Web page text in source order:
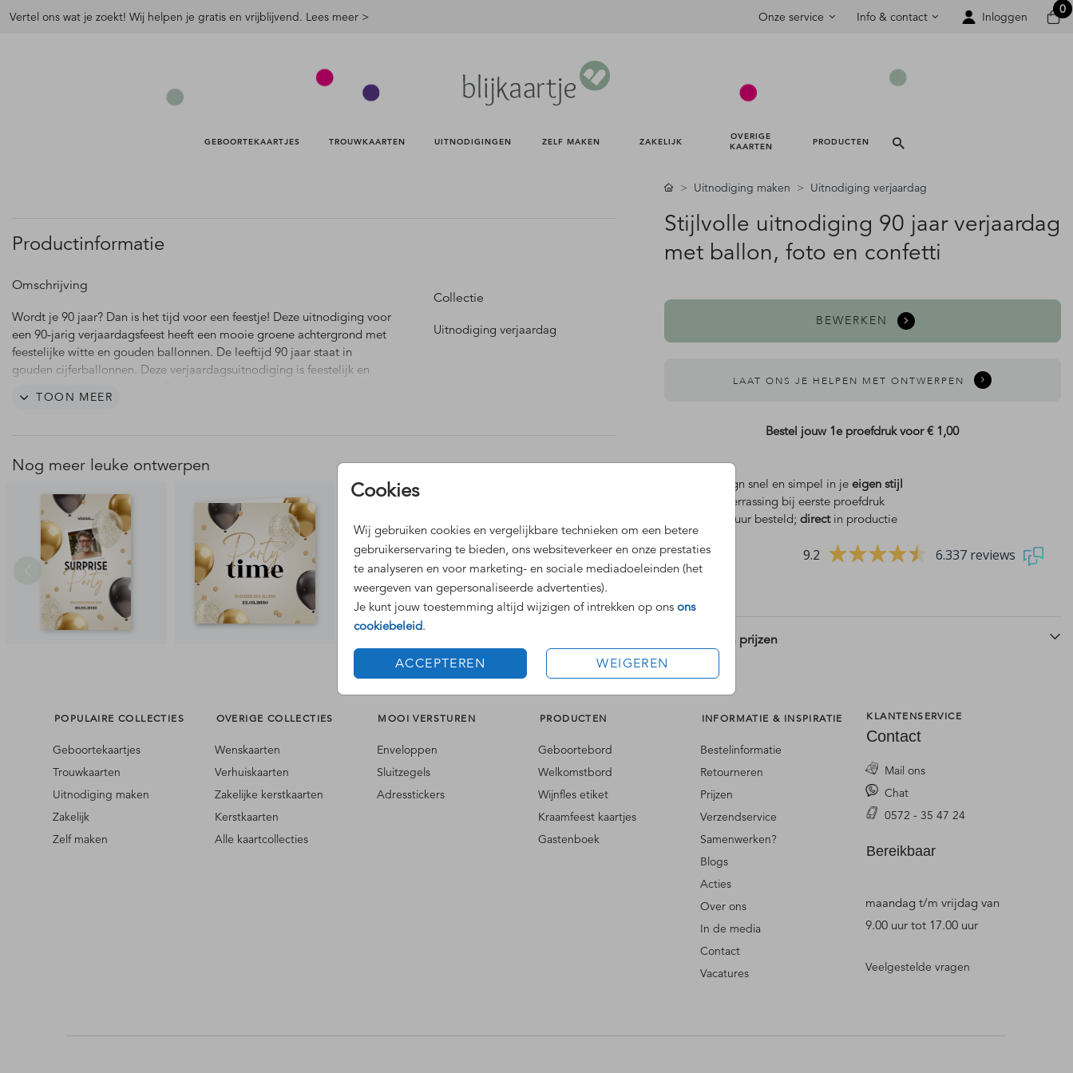
Vertel ons wat je zoekt! Wij helpen je gratis en vrijblijvend. Lees meer > Onze service Info & contact Inloggen
0
GEBOORTEKAARTJES TROUWKAARTEN UITNODIGINGEN ZELF MAKEN ZAKELIJK
OVERIGE
KAARTEN
PRODUCTEN
Cookies
Wij gebruiken cookies en vergelijkbare technieken om een betere
gebruikerservaring te bieden, ons websiteverkeer en onze prestaties
te analyseren en voor marketing- en sociale mediadoeleinden (het
weergeven van gepersonaliseerde advertenties).
Je kunt jouw toestemming altijd wijzigen of intrekken op ons ons
cookiebeleid.
ACCEPTEREN WEIGEREN
Productinformatie
Omschrijving
Wordt je 90 jaar? Dan is het tijd voor een feestje! Deze uitnodiging voor
een 90-jarig verjaardagsfeest heeft een mooie groene achtergrond met
feestelijke witte en gouden ballonnen. De leeftijd 90 jaar staat in
gouden cijferballonnen. Deze verjaardagsuitnodiging is feestelijk en
maak de verjaardag uitnodiging zo nog persoonlijker.
bestellen. Extra handig: Laat je uitnodigingen voor je verjaardagsfeest
met onze verzendservice direct vanaf de drukkerij versturen. Vragen of
wensen? Laat het gerust weten, wij helpen je graag.
TOON MEER
Collectie
Uitnodiging verjaardag
Nog meer leuke ontwerpen
Uitnodiging maken Uitnodiging verjaardag
Stijlvolle uitnodiging 90 jaar verjaardag
met ballon, foto en confetti
BEWERKEN
LAAT ONS JE HELPEN MET ONTWERPEN
Bestel jouw 1e proefdruk voor€ 1,00
Dit design snel en simpel in je eigen stijl
verrassing bij eerste proefdruk
Voor 18 uur besteld; directin productie
9.2 6.337 reviews
Formaten en prijzen
POPULAIRE COLLECTIES
Geboortekaartjes
Trouwkaarten
Uitnodiging maken
Zakelijk
Zelf maken
OVERIGE COLLECTIES
Wenskaarten
Verhuiskaarten
Zakelijke kerstkaarten
Kerstkaarten
Alle kaartcollecties
MOOI VERSTUREN
Enveloppen
Sluitzegels
Adresstickers
PRODUCTEN
Geboortebord
Welkomstbord
Wijnfles etiket
Kraamfeest kaartjes
Gastenboek
INFORMATIE & INSPIRATIE
Bestelinformatie
Retourneren
Prijzen
Verzendservice
Samenwerken?
Blogs
Acties
Over ons
In de media
Contact
Vacatures
KLANTENSERVICE
Contact
Mail ons
Chat
0572 - 35 47 24
Bereikbaar
maandag t/m vrijdag van
9.00 uur tot 17.00 uur
Veelgestelde vragen